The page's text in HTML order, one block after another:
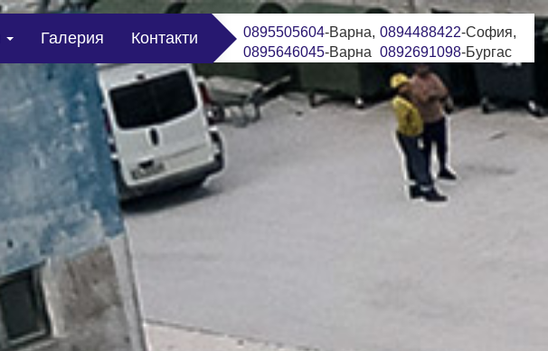
0895505604-Варна,
0895646045-Варна
0894488422-София,
0892691098-Бургас
Галерия Контакти